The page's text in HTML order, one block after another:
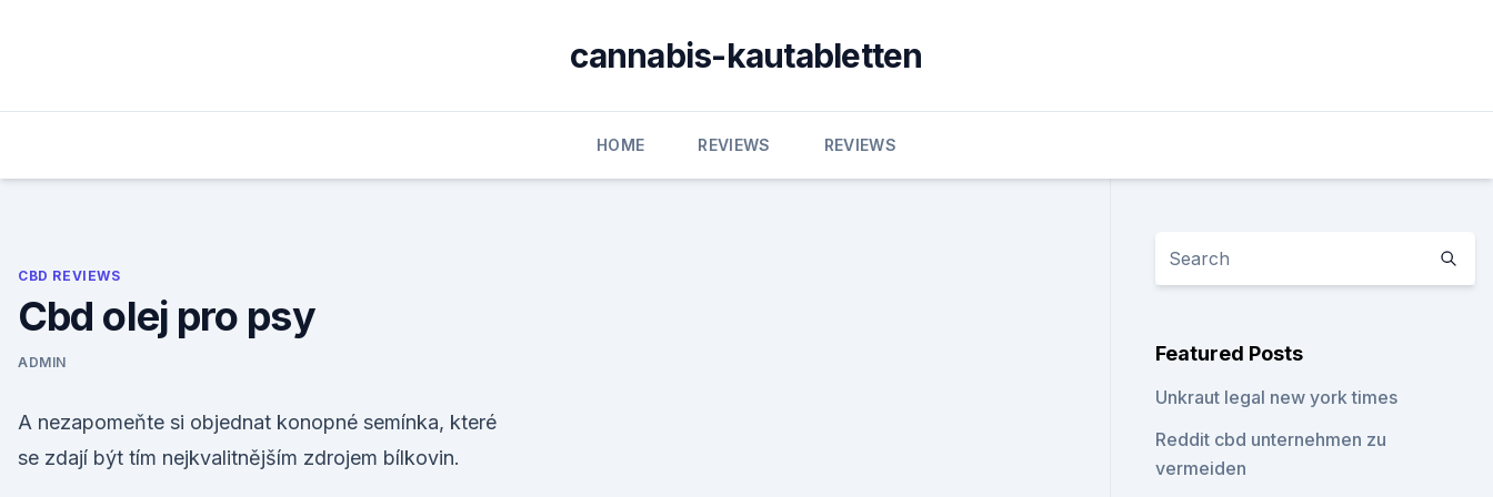
cannabis-kautabletten
HOME REVIEWS REVIEWS
CBD REVIEWS
Cbd olej pro psy
ADMIN
A nezapomeňte si objednat konopné semínka, které
se zdají být tím nejkvalitnějším zdrojem bílkovin.
Featured Posts
Unkraut legal new york times
Reddit cbd unternehmen zu
vermeiden